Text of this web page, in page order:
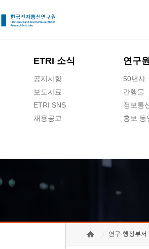
ETRI 소식
공지사항
보도자료
ETRI SNS
채용공고
연구
50년사
간행물
정보통
홍보 동
연구·행정부서